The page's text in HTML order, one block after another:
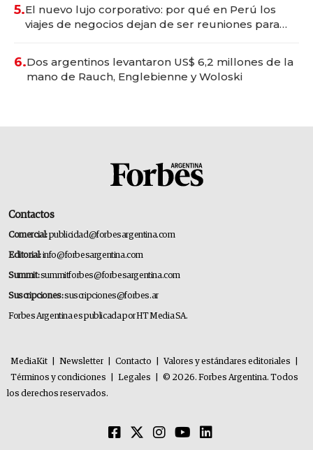
5.El nuevo lujo corporativo: por qué en Perú los
viajes de negocios dejan de ser reuniones para
6.Dos argentinos levantaron US$ 6,2 millones de la
mano de Rauch, Englebienne y Woloski
Contactos
Comercial:publicidad@forbesargentina.com
Editorial:info@forbesargentina.com
Summit:summitforbes@forbesargentina.com
Suscripciones:suscripciones@forbes.ar
Forbes Argentina es publicada por HT Media SA.
MediaKit Newsletter Contacto Valores y estándares editoriales
Términos y condiciones
Legales
© 2026. Forbes Argentina. Todos
los derechos reservados.